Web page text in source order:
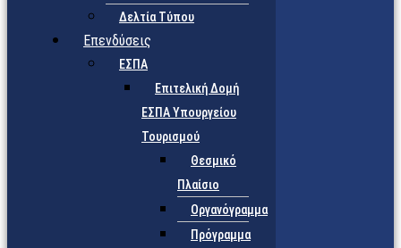
Δελτία Τύπου
Επενδύσεις
ΕΣΠΑ
Επιτελική Δομή
ΕΣΠΑ Υπουργείου
Τουρισμού
Θεσμικό
Πλαίσιο
Οργανόγραμμα
Πρόγραμμα